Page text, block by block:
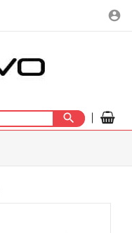
account_circle
search